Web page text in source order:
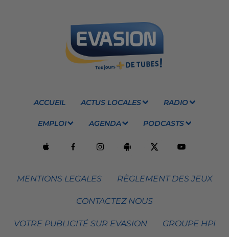
ACCUEIL ACTUS LOCALES RADIO
EMPLOI AGENDA PODCASTS
MENTIONS LEGALES RÈGLEMENT DES JEUX
CONTACTEZ NOUS
VOTRE PUBLICITÉ SUR EVASION GROUPE HPI